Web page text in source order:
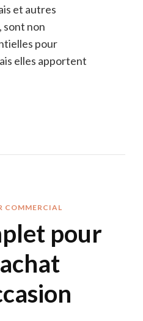
et autres
sont non
pour
elles apportent
COMMERCIAL
pour